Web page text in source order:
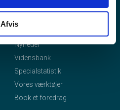
AfvisIndhold
Nyheder
Vidensbank
Specialstatistik
Vores værktøjer
Book et foredrag